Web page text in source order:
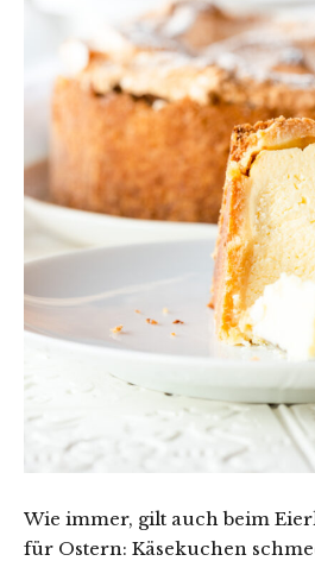
Wie immer, gilt auch beim
für Ostern: Käsekuchen